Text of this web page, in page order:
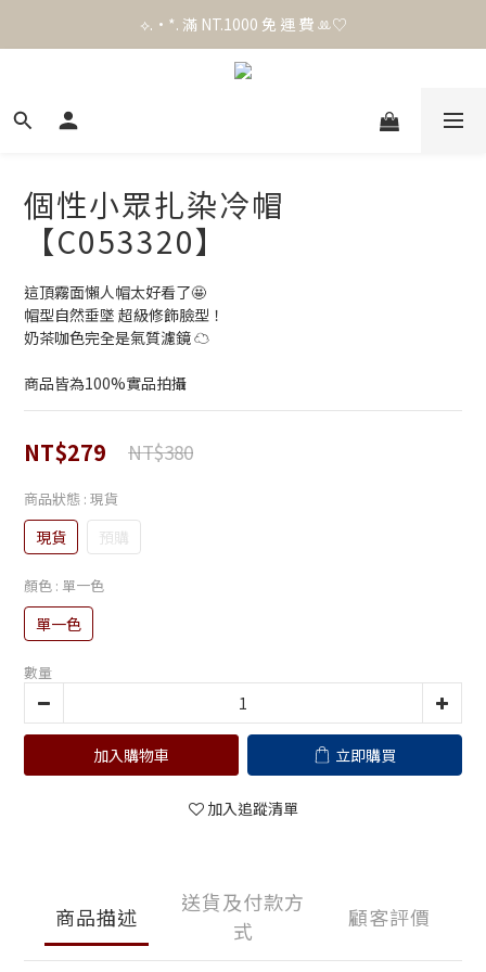
官 網 加 入 會 員 贈 50 元 購 物 金 .ᐟ.ᐟ.ᐟ
⟡.·*. 滿 NT.1000 免 運 費 ꔛ♡
官 網 加 入 會 員 贈 50 元 購 物 金 .ᐟ.ᐟ.ᐟ
個性小眾扎染冷帽
【C053320】
這頂霧面懶人帽太好看了🤩
帽型自然垂墜 超級修飾臉型！
奶茶咖色完全是氣質濾鏡 ☁️
商品皆為100%實品拍攝
NT$279 NT$380
商品狀態 : 現貨
現貨 預購
顏色 : 單一色
單一色
數量
加入購物車 立即購買
加入追蹤清單
商品描述
送貨及付款方
式
顧客評價